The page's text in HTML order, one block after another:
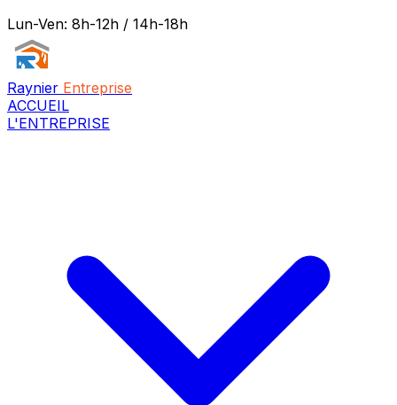
Lun-Ven: 8h-12h / 14h-18h
Raynier Entreprise
ACCUEIL
L'ENTREPRISE